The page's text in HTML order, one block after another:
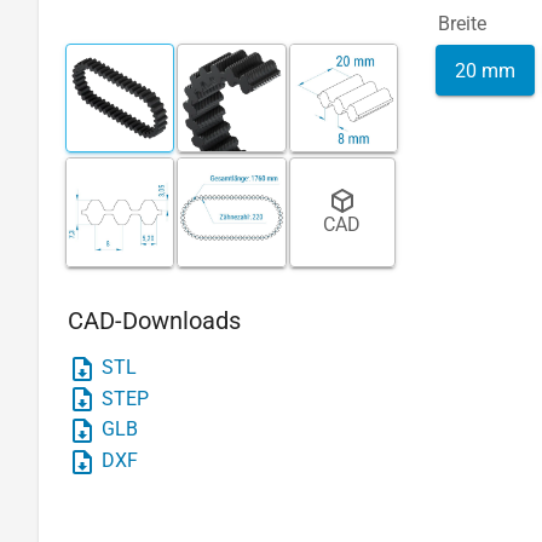
CAD
CAD-Downloads
STL
STEP
GLB
DXF
Breite
20 mm